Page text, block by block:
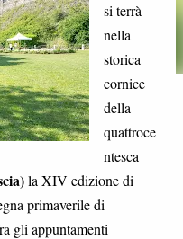
si terrà
nella
storica
cornice
della
quattroce
ntesca
la XIV edizione di
primaverile di
gli appuntamenti